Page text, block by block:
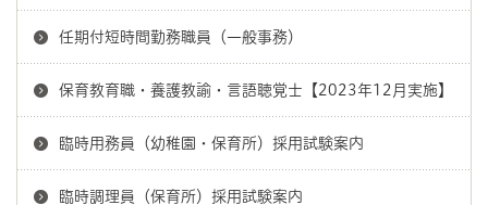
任期付短時間勤務職員（一般事務）
保育教育職・養護教諭・言語聴覚士【2023年12月実施】
臨時用務員（幼稚園・保育所）採用試験案内
臨時調理員（保育所）採用試験案内